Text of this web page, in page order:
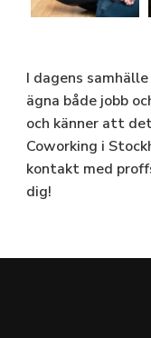
I dagens
ägna både jobb
och känner att
Coworking i
kontakt med
dig!